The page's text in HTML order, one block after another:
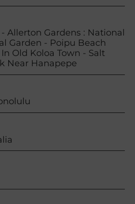
Allerton Gardens : National
Garden - Poipu Beach
Old Koloa Town - Salt
Near Hanapepe